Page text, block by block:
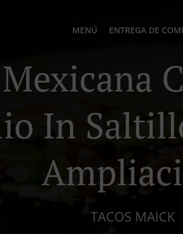
MENÚ ENTREGA DE
In
TACOS MAICK